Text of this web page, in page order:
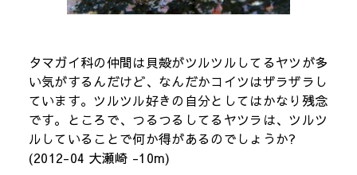
タマガイ科の仲間は貝殻がツルツルしてるヤツが多
い気がするんだけど、なんだかコイツはザラザラし
ています。ツルツル好きの自分としてはかなり残念
です。ところで、つるつるしてるヤツラは、ツルツ
ルしていることで何か得があるのでしょうか?
(2012-04 大瀬崎 -10m)